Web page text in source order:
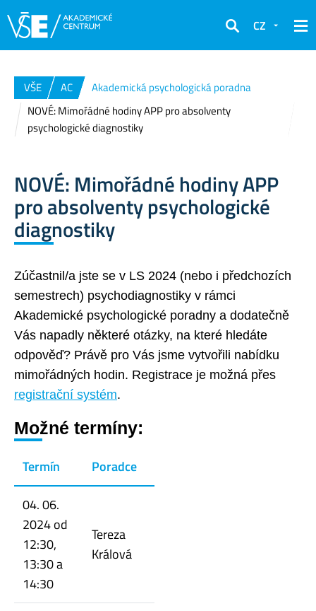
Hledat
CZ
VŠE AC
Akademická psychologická poradna
NOVÉ: Mimořádné hodiny APP pro absolventy
psychologické diagnostiky
NOVÉ: Mimořádné hodiny APP
pro absolventy psychologické
diagnostiky
Zúčastnil/a jste se v LS 2024 (nebo i předchozích
semestrech) psychodiagnostiky v rámci
Akademické psychologické poradny a dodatečně
Vás napadly některé otázky, na které hledáte
odpověď? Právě pro Vás jsme vytvořili nabídku
mimořádných hodin. Registrace je možná přes
registrační systém.
Možné termíny:
Termín
Poradce
04. 06.
2024 od
12:30,
13:30 a
14:30
Tereza
Králová